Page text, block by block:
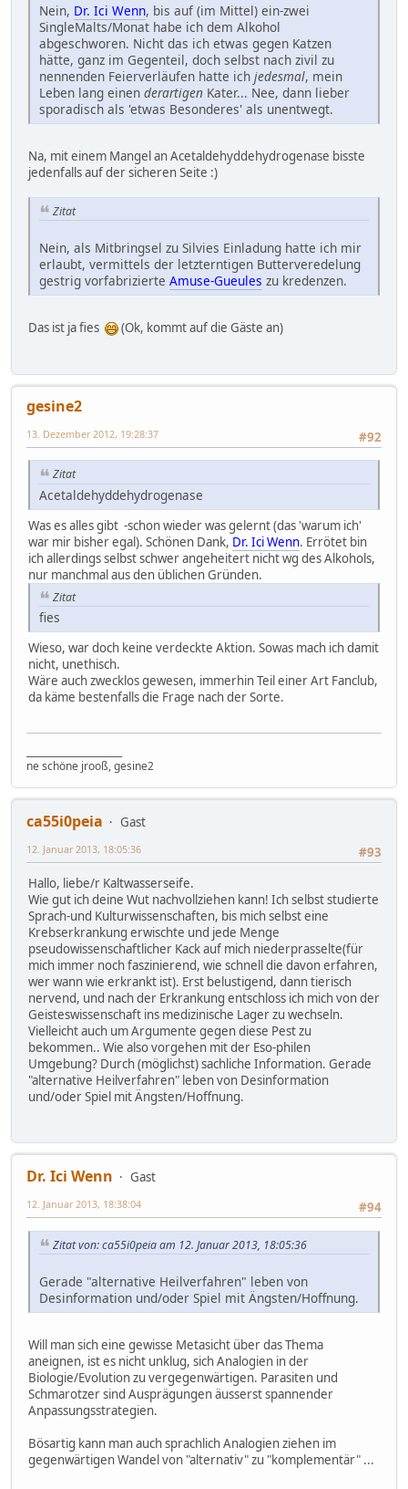
Nein, Dr. Ici Wenn, bis auf (im Mittel) ein-zwei
SingleMalts/Monat habe ich dem Alkohol
abgeschworen. Nicht das ich etwas gegen Katzen
hätte, ganz im Gegenteil, doch selbst nach zivil zu
nennenden Feierverläufen hatte ich jedesmal, mein
Leben lang einen derartigen Kater... Nee, dann lieber
sporadisch als 'etwas Besonderes' als unentwegt.
Na, mit einem Mangel an Acetaldehyddehydrogenase bisste
jedenfalls auf der sicheren Seite :)
Zitat
Nein, als Mitbringsel zu Silvies Einladung hatte ich mir
erlaubt, vermittels der letzterntigen Butterveredelung
gestrig vorfabrizierte Amuse-Gueules zu kredenzen.
Das ist ja fies (Ok, kommt auf die Gäste an)
gesine2
#92
13. Dezember 2012, 19:28:37
Zitat
Acetaldehyddehydrogenase
Was es alles gibt -schon wieder was gelernt (das 'warum ich'
war mir bisher egal). Schönen Dank, Dr. Ici Wenn. Errötet bin
ich allerdings selbst schwer angeheitert nicht wg des Alkohols,
nur manchmal aus den üblichen Gründen.
Zitat
fies
Wieso, war doch keine verdeckte Aktion. Sowas mach ich damit
nicht, unethisch.
Wäre auch zwecklos gewesen, immerhin Teil einer Art Fanclub,
da käme bestenfalls die Frage nach der Sorte.
ne schöne jrooß, gesine2
ca55i0peia
Gast
#93
12. Januar 2013, 18:05:36
Hallo, liebe/r Kaltwasserseife.
Wie gut ich deine Wut nachvollziehen kann! Ich selbst studierte
Sprach-und Kulturwissenschaften, bis mich selbst eine
Krebserkrankung erwischte und jede Menge
pseudowissenschaftlicher Kack auf mich niederprasselte(für
mich immer noch faszinierend, wie schnell die davon erfahren,
wer wann wie erkrankt ist). Erst belustigend, dann tierisch
nervend, und nach der Erkrankung entschloss ich mich von der
Geisteswissenschaft ins medizinische Lager zu wechseln.
Vielleicht auch um Argumente gegen diese Pest zu
bekommen.. Wie also vorgehen mit der Eso-philen
Umgebung? Durch (möglichst) sachliche Information. Gerade
"alternative Heilverfahren" leben von Desinformation
und/oder Spiel mit Ängsten/Hoffnung.
Dr. Ici Wenn
Gast
#94
12. Januar 2013, 18:38:04
Zitat von: ca55i0peia am 12. Januar 2013, 18:05:36
Gerade "alternative Heilverfahren" leben von
Desinformation und/oder Spiel mit Ängsten/Hoffnung.
Will man sich eine gewisse Metasicht über das Thema
aneignen, ist es nicht unklug, sich Analogien in der
Biologie/Evolution zu vergegenwärtigen. Parasiten und
Schmarotzer sind Ausprägungen äusserst spannender
Anpassungsstrategien.
Bösartig kann man auch sprachlich Analogien ziehen im
gegenwärtigen Wandel von "alternativ" zu "komplementär" ...